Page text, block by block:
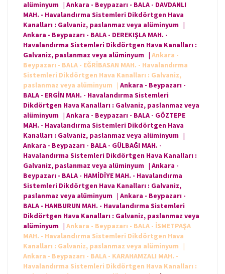
alüminyum | Ankara - Beypazarı - BALA - DAVDANLI
MAH. - Havalandırma Sistemleri Dikdörtgen Hava
Kanalları : Galvaniz, paslanmaz veya alüminyum |
Ankara - Beypazarı - BALA - DEREKIŞLA MAH. -
Havalandırma Sistemleri Dikdörtgen Hava Kanalları :
Galvaniz, paslanmaz veya alüminyum | Ankara -
Beypazarı - BALA - EĞRİBASAN MAH. - Havalandırma
Sistemleri Dikdörtgen Hava Kanalları : Galvaniz,
paslanmaz veya alüminyum
| Ankara - Beypazarı -
BALA - ERGİN MAH. - Havalandırma Sistemleri
Dikdörtgen Hava Kanalları : Galvaniz, paslanmaz veya
alüminyum | Ankara - Beypazarı - BALA - GÖZTEPE
MAH. - Havalandırma Sistemleri Dikdörtgen Hava
Kanalları : Galvaniz, paslanmaz veya alüminyum |
Ankara - Beypazarı - BALA - GÜLBAĞI MAH. -
Havalandırma Sistemleri Dikdörtgen Hava Kanalları :
Galvaniz, paslanmaz veya alüminyum | Ankara -
Beypazarı - BALA - HAMİDİYE MAH. - Havalandırma
Sistemleri Dikdörtgen Hava Kanalları : Galvaniz,
paslanmaz veya alüminyum | Ankara - Beypazarı -
BALA - HANBURUN MAH. - Havalandırma Sistemleri
Dikdörtgen Hava Kanalları : Galvaniz, paslanmaz veya
alüminyum | Ankara - Beypazarı - BALA - İSMETPAŞA
MAH. - Havalandırma Sistemleri Dikdörtgen Hava
Kanalları : Galvaniz, paslanmaz veya alüminyum
|
Ankara - Beypazarı - BALA - KARAHAMZALI MAH. -
Havalandırma Sistemleri Dikdörtgen Hava Kanalları :